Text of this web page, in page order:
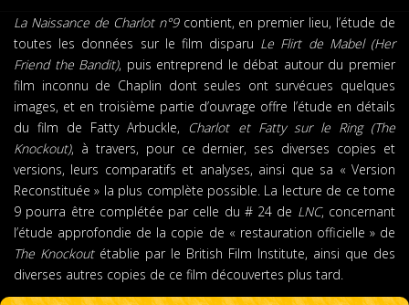
La Naissance de Charlot n°9contient, en premier lieu, l’étude de
toutes les données sur le film disparu Le Flirt de Mabel (Her
Friend the Bandit), puis entreprend le débat autour du premier
film inconnu de Chaplin dont seules ont survécues quelques
images, et en troisième partie d’ouvrage offre l’étude en détails
du film de Fatty Arbuckle, Charlot et Fatty sur le Ring (The
Knockout), à travers, pour ce dernier, ses diverses copies et
versions, leurs comparatifs et analyses, ainsi que sa « Version
Reconstituée » la plus complète possible. La lecture de ce tome
9 pourra être complétée par celle du # 24 de LNC, concernant
l’étude approfondie de la copie de « restauration officielle » de
The Knockoutétablie par le British Film Institute, ainsi que des
diverses autres copies de ce film découvertes plus tard.